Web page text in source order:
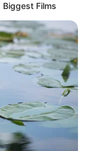
ΑΡΈΣΕΙ
ΕΓΓΡΑΦΕΊΤΕ
ΑΚΟΛΟΥΘΉΣΤΕ
Biggest Films